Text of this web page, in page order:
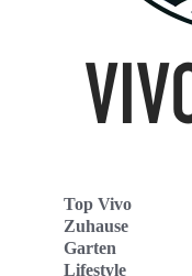
Top Vivo
Zuhause
Garten
Lifestyle